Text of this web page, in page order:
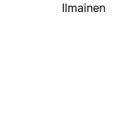
Ilmainen